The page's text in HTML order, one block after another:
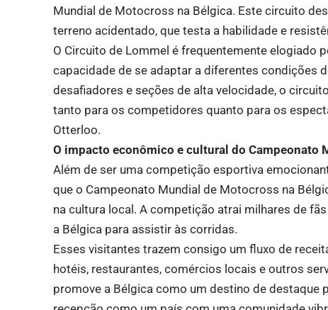
Mundial de Motocross na Bélgica. Este circuito
terreno acidentado, que testa a habilidade e
O Circuito de Lommel é frequentemente elogiado
capacidade de se adaptar a diferentes condições
desafiadores e seções de alta velocidade, o
tanto para os competidores quanto para os
Otterloo.
O impacto econômico e cultural do Campeonato
Além de ser uma competição esportiva
que o Campeonato Mundial de Motocross na
na cultura local. A competição atrai milhares de
a Bélgica para assistir às corridas.
Esses visitantes trazem consigo um fluxo de
hotéis, restaurantes, comércios locais e outros
promove a Bélgica como um destino de destaque